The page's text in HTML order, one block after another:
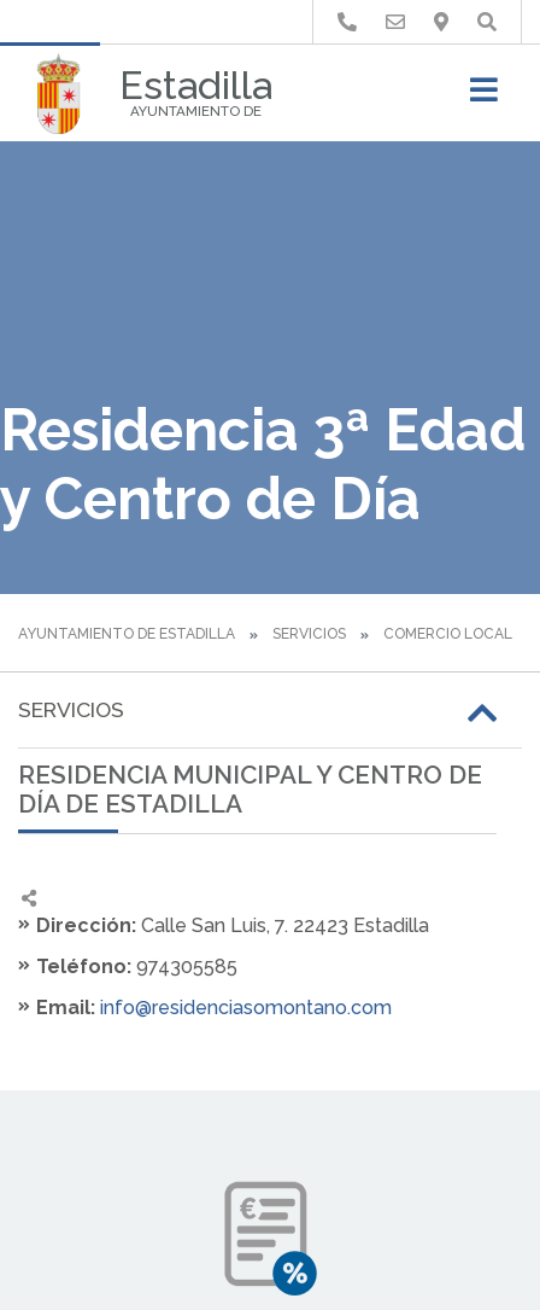
Estadilla
AYUNTAMIENTO DE
Buscar
Residencia 3ª Edad
y Centro de Día
AYUNTAMIENTO DE ESTADILLA SERVICIOS COMERCIO LOCAL
SERVICIOS
RESIDENCIA MUNICIPAL Y CENTRO DE
DÍA DE ESTADILLA
Dirección: Calle San Luis, 7. 22423 Estadilla
Teléfono: 974305585
Email: info@residenciasomontano.com